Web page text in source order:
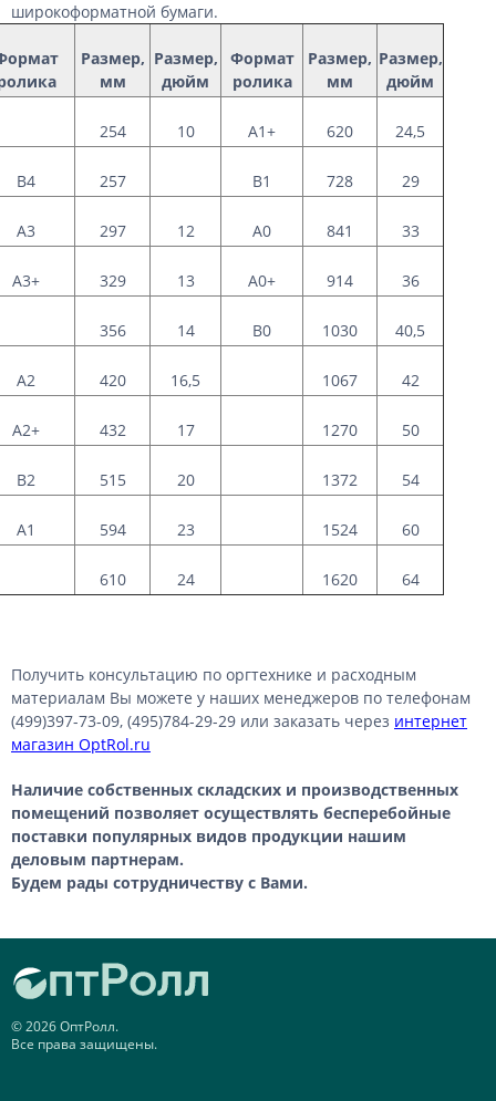
широкоформатной бумаги.
Размер,
мм
Размер,
дюйм
Формат
ролика
Размер,
мм
Размер,
дюйм
254 10 A1+ 620 24,5
B4 257 B1 728 29
А3 297 12 A0 841 33
A3+ 329 13 A0+ 914 36
356 14 B0 1030 40,5
A2 420 16,5 1067 42
A2+ 432 17 1270 50
B2 515 20 1372 54
А1 594 23 1524 60
610 24 1620 64
Получить консультацию по оргтехнике и расходным
материалам Вы можете у наших менеджеров по телефонам
(499)397-73-09, (495)784-29-29 или заказать через интернет
магазин OptRol.ru
Наличие собственных складских и производственных
помещений позволяет осуществлять бесперебойные
поставки популярных видов продукции нашим
деловым партнерам.
Будем рады сотрудничеству с Вами.
© 2026 ОптРолл.
Все права защищены.